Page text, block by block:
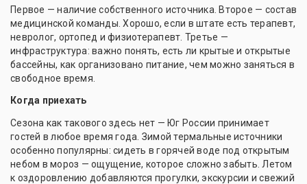
Первое — наличие собственного источника. Второе — состав
медицинской команды. Хорошо, если в штате есть терапевт,
невролог, ортопед и физиотерапевт. Третье —
инфраструктура: важно понять, есть ли крытые и открытые
бассейны, как организовано питание, чем можно заняться в
свободное время.
Когда приехать
Сезона как такового здесь нет — Юг России принимает
гостей в любое время года. Зимой термальные источники
особенно популярны: сидеть в горячей воде под открытым
небом в мороз — ощущение, которое сложно забыть. Летом
к оздоровлению добавляются прогулки, экскурсии и свежий